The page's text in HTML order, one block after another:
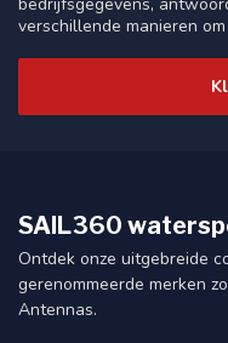
bedrijfsgegevens,
verschillende manieren
SAIL360
Ontdek onze uitgebreide
gerenommeerde merken
Antennas.